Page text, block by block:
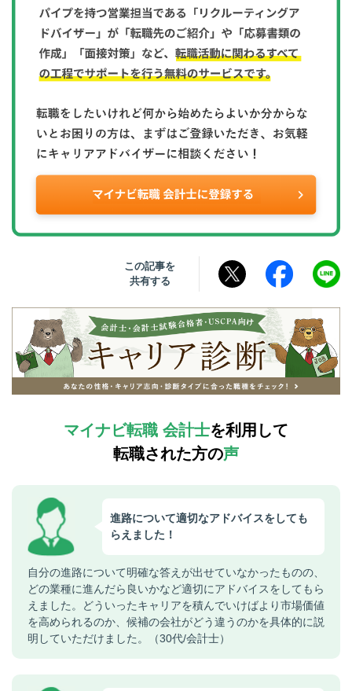
この記事を
共有する
マイナビ転職 会計士を利用して
転職された方の声
進路について適切なアドバイスをしても
らえました！
自分の進路について明確な答えが出せていなかったものの、
どの業種に進んだら良いかなど適切にアドバイスをしてもら
えました。どういったキャリアを積んでいけばより市場価値
を高められるのか、候補の会社がどう違うのかを具体的に説
明していただけました。（30代/会計士）